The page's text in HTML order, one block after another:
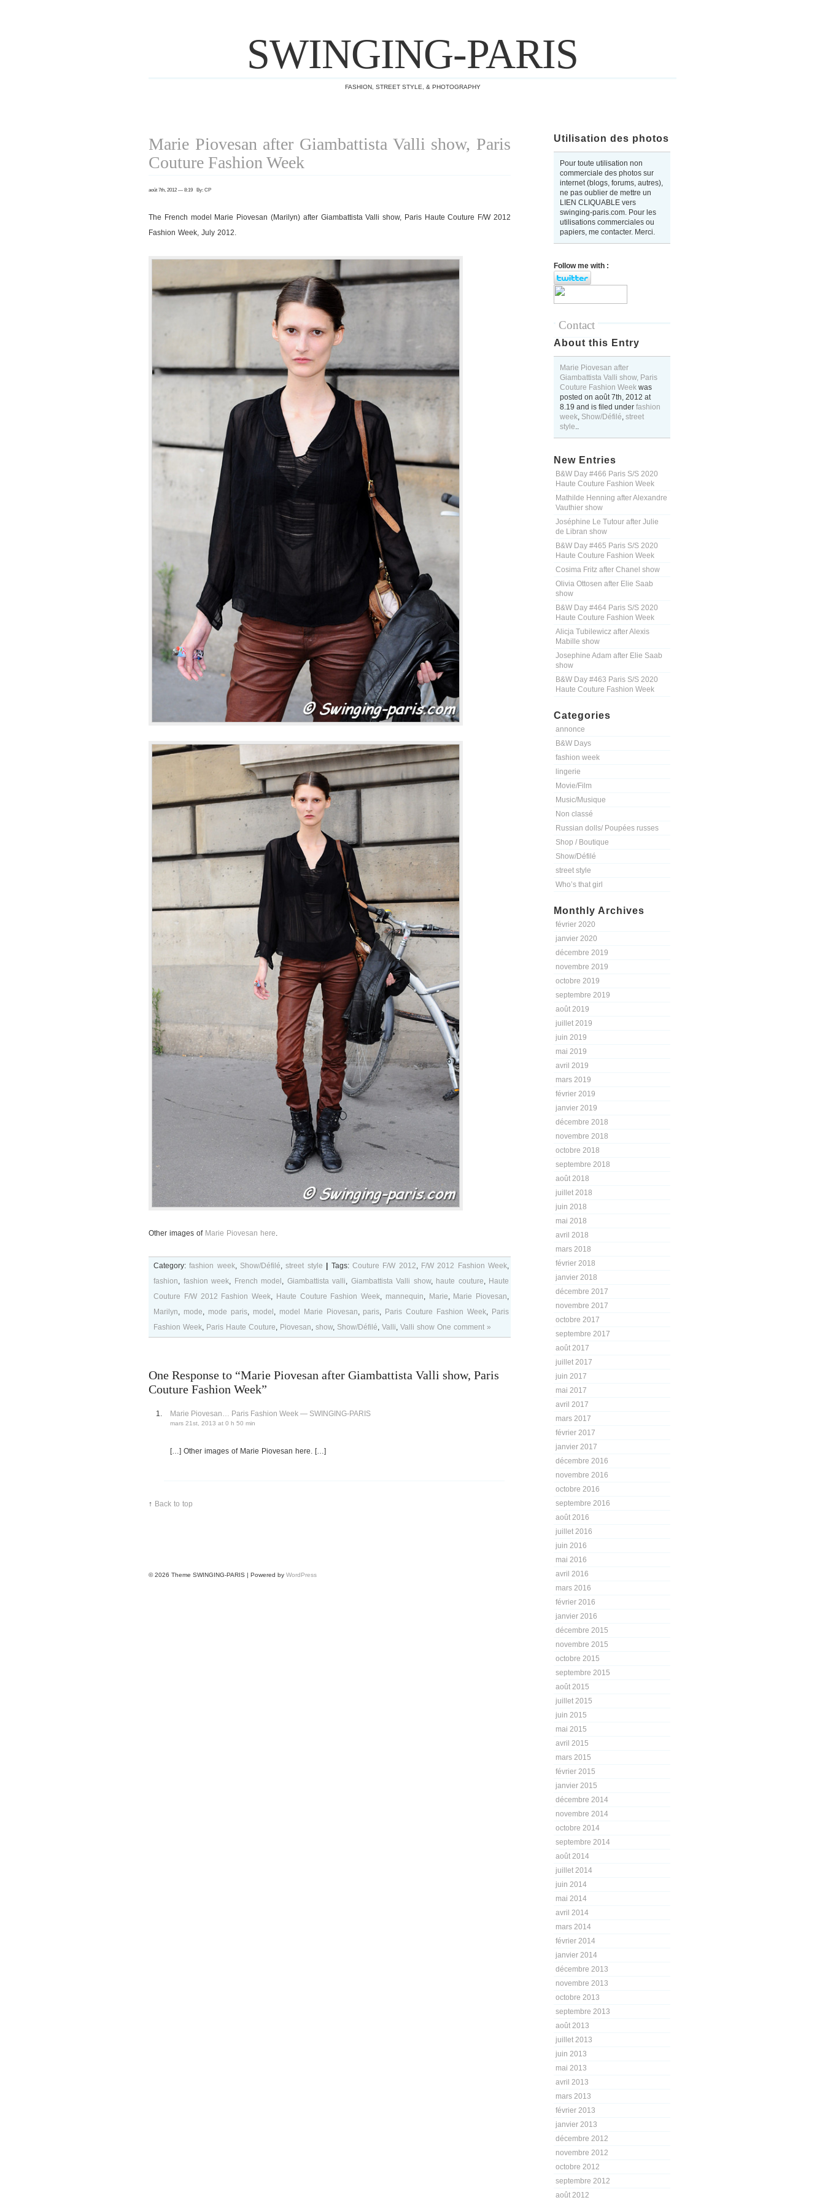
SWINGING-PARIS
FASHION, STREET STYLE, & PHOTOGRAPHY
Utilisation des photos
Pour toute utilisation non
commerciale des photos sur
internet (blogs, forums, autres),
ne pas oublier de mettre un
LIEN CLIQUABLE vers
swinging-paris.com. Pour les
utilisations commerciales ou
papiers, me contacter. Merci.
Follow me with :
Contact
About this Entry
Marie Piovesan after
Giambattista Valli show, Paris
Couture Fashion Week was
posted on août 7th, 2012 at
8.19 and is filed under fashion
week, Show/Défilé, street
style..
New Entries
B&W Day #466 Paris S/S 2020
Haute Couture Fashion Week
Mathilde Henning after Alexandre
Vauthier show
Joséphine Le Tutour after Julie
de Libran show
B&W Day #465 Paris S/S 2020
Haute Couture Fashion Week
Cosima Fritz after Chanel show
Olivia Ottosen after Elie Saab
show
B&W Day #464 Paris S/S 2020
Haute Couture Fashion Week
Alicja Tubilewicz after Alexis
Mabille show
Josephine Adam after Elie Saab
show
B&W Day #463 Paris S/S 2020
Haute Couture Fashion Week
Categories
annonce
B&W Days
fashion week
lingerie
Movie/Film
Music/Musique
Non classé
Russian dolls/ Poupées russes
Shop / Boutique
Show/Défilé
street style
Who’s that girl
Monthly Archives
février 2020
janvier 2020
décembre 2019
novembre 2019
octobre 2019
septembre 2019
août 2019
juillet 2019
juin 2019
mai 2019
avril 2019
mars 2019
février 2019
janvier 2019
décembre 2018
novembre 2018
octobre 2018
septembre 2018
août 2018
juillet 2018
juin 2018
mai 2018
avril 2018
mars 2018
février 2018
janvier 2018
décembre 2017
novembre 2017
octobre 2017
septembre 2017
août 2017
juillet 2017
juin 2017
mai 2017
avril 2017
mars 2017
février 2017
janvier 2017
décembre 2016
novembre 2016
octobre 2016
septembre 2016
août 2016
juillet 2016
juin 2016
mai 2016
avril 2016
mars 2016
février 2016
janvier 2016
décembre 2015
novembre 2015
octobre 2015
septembre 2015
août 2015
juillet 2015
juin 2015
mai 2015
avril 2015
mars 2015
février 2015
janvier 2015
décembre 2014
novembre 2014
octobre 2014
septembre 2014
août 2014
juillet 2014
juin 2014
mai 2014
avril 2014
mars 2014
février 2014
janvier 2014
décembre 2013
novembre 2013
octobre 2013
septembre 2013
août 2013
juillet 2013
juin 2013
mai 2013
avril 2013
mars 2013
février 2013
janvier 2013
décembre 2012
novembre 2012
octobre 2012
septembre 2012
août 2012
Marie Piovesan after Giambattista Valli show, Paris
Couture Fashion Week
août 7th, 2012 — 8:19 By: CP
The French model Marie Piovesan (Marilyn) after Giambattista Valli show, Paris Haute Couture F/W 2012
Fashion Week, July 2012.
Other images of Marie Piovesan here.
Category:fashion week, Show/Défilé,street style Tags: Couture F/W 2012, F/W 2012 Fashion Week,
fashion, fashion week, French model , Giambattista valli, Giambattista Valli show, haute couture, Haute
Couture F/W 2012 Fashion Week, Haute Couture Fashion Week, mannequin, Marie, Marie Piovesan,
Marilyn, mode, mode paris, model , model Marie Piovesan, paris, Paris Couture Fashion Week, Paris
Fashion Week, Paris Haute Couture, Piovesan, show, Show/Défilé, Valli, Valli show One comment »
One Response to “Marie Piovesan after Giambattista Valli show, Paris
Couture Fashion Week”
Marie Piovesan… Paris Fashion Week — SWINGING-PARIS
mars 21st, 2013 at 0 h 50 min
[…] Other images of Marie Piovesan here. […]
↑ Back to top
© 2026 Theme SWINGING-PARIS | Powered by WordPress